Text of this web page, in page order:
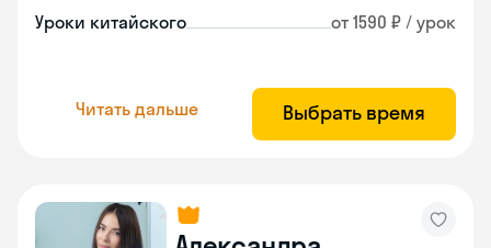
Уроки китайского от 1590 ₽ / урок
Читать дальше Выбрать время